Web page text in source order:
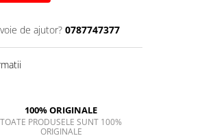
de ajutor? 0787747377
100% ORIGINALE
TOATE PRODUSELE SUNT 100%
ORIGINALE